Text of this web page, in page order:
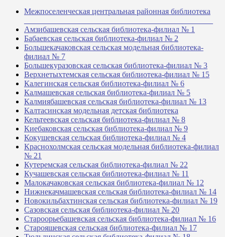
Межпоселенческая центральная районная библиотека
Амзибашевская сельская библиотека-филиал № 1
Бабаевская сельская библиотека-филиал № 2
Большекачаковская сельская модельная библиотека-
филиал № 7
Большекуразовская сельская библиотека-филиал № 3
Верхнетыхтемская сельская библиотека-филиал № 15
Калегинская сельская библиотека-филиал № 6
Калмашевская сельская библиотека-филиал № 5
Калмиябашевская сельская библиотека-филиал № 13
Калтасинская модельная детская библиотека
Кельтеевская сельская библиотека-филиал № 8
Киебаковская сельская библиотека-филиал № 9
Кокушевская сельская библиотека-филиал № 4
Краснохолмская сельская модельная библиотека-филиал
№ 21
Кутеремская сельская библиотека-филиал № 22
Кучашевская сельская библиотека-филиал № 11
Малокачаковская сельская библиотека-филиал № 12
Нижнекачмашевская сельская библиотека-филиал № 14
Новокильбахтинская сельская библиотека-филиал № 19
Сазовская сельская библиотека-филиал № 20
Староорьебашевская сельская библиотека-филиал № 16
Старояшевская сельская библиотека-филиал № 17